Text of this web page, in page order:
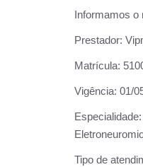
Informamos
Prestador:
Matrícula:
Vigência: 01/
Especialidade:
Tipo de